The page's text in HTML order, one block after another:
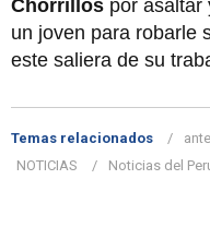
Chorrillos por asaltar
un joven para robarle
este saliera de su
Temas relacionados
NOTICIAS
Noticias del